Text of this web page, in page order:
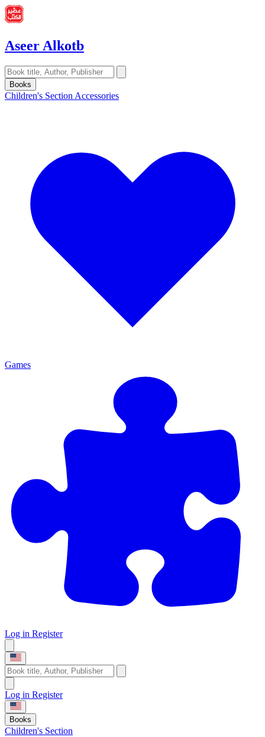
Aseer Alkotb
Books
Children's Section Accessories
Games
Log in Register
Log in Register
Books
Children's Section